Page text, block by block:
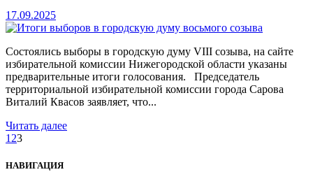
17.09.2025
Состоялись выборы в городскую думу VIII созыва, на сайте
избирательной комиссии Нижегородской области указаны
предварительные итоги голосования. Председатель
территориальной избирательной комиссии города Сарова
Виталий Квасов заявляет, что...
Читать далее
1 23
НАВИГАЦИЯ